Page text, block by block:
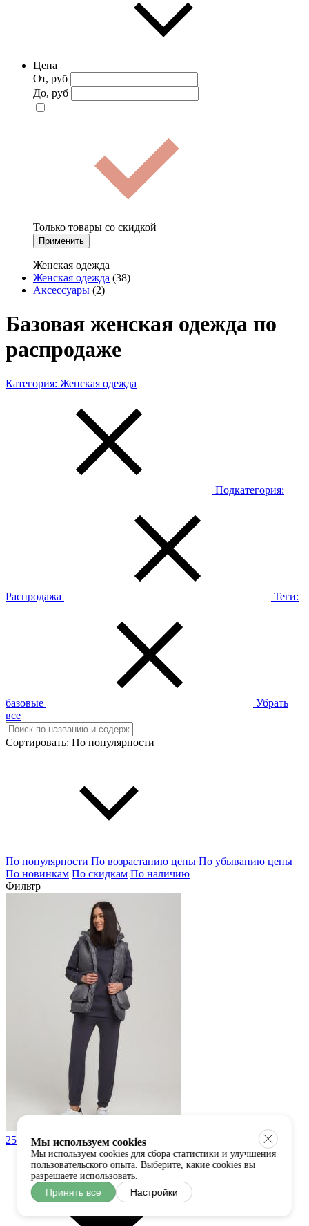
Цена
От, руб
До, руб
Только товары со скидкой
Применить
Женская одежда
Женская одежда (38)
Аксессуары (2)
Базовая женская одежда по
распродаже
Категория: Женская одежда
Подкатегория:
Распродажа Теги:
базовые
Убрать
все
Сортировать: По популярности
По популярности По возрастанию цены По убыванию цены
По новинкам По скидкам По наличию
Фильтр
25% Мы используем cookies
Мы используем cookies для сбора статистики и улучшения
пользовательского опыта. Выберите, какие cookies вы
разрешаете использовать.
Принять все Настройки